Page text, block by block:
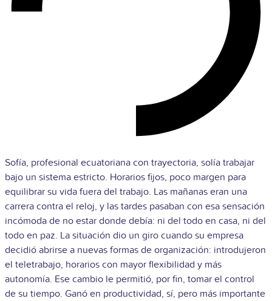
Sofía, profesional ecuatoriana con trayectoria, solía trabajar
bajo un sistema estricto. Horarios fijos, poco margen para
equilibrar su vida fuera del trabajo. Las mañanas eran una
carrera contra el reloj, y las tardes pasaban con esa sensación
incómoda de no estar donde debía: ni del todo en casa, ni del
todo en paz. La situación dio un giro cuando su empresa
decidió abrirse a nuevas formas de organización: introdujeron
el teletrabajo, horarios con mayor flexibilidad y más
autonomía. Ese cambio le permitió, por fin, tomar el control
de su tiempo. Ganó en productividad, sí, pero más importante